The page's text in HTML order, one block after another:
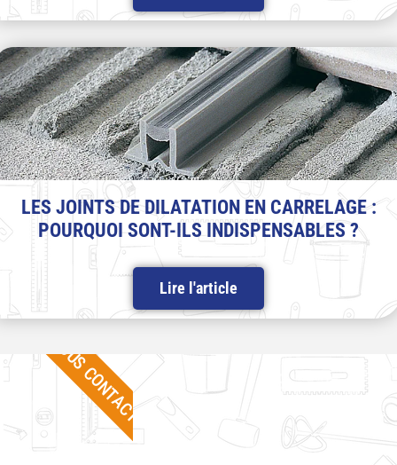
LES JOINTS DE DILATATION EN CARRELAGE :
POURQUOI SONT-ILS INDISPENSABLES ?
Lire l'article
NOUS CONTACTER